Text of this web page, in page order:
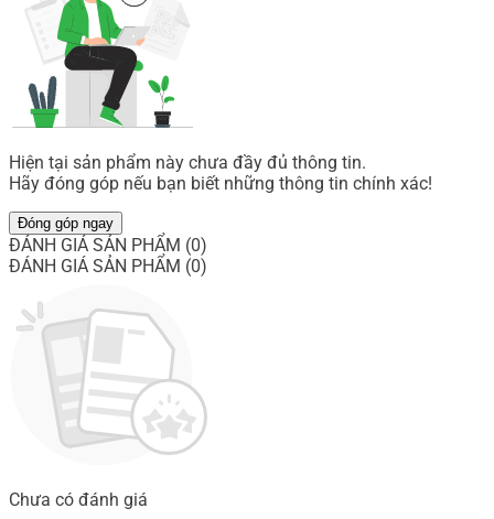
Hiện tại sản phẩm này chưa đầy đủ thông tin.
Hãy đóng góp nếu bạn biết những thông tin chính xác!
Đóng góp ngay
ĐÁNH GIÁ SẢN PHẨM (0)
ĐÁNH GIÁ SẢN PHẨM (0)
Chưa có đánh giá